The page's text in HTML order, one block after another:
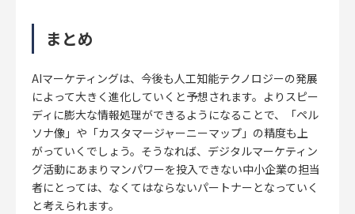
まとめ
AIマーケティングは、今後も人工知能テクノロジーの発展
によって大きく進化していくと予想されます。よりスピー
ディに膨大な情報処理ができるようになることで、「ペル
ソナ像」や「カスタマージャーニーマップ」の精度も上
がっていくでしょう。そうなれば、デジタルマーケティン
グ活動にあまりマンパワーを投入できない中小企業の担当
者にとっては、なくてはならないパートナーとなっていく
と考えられます。